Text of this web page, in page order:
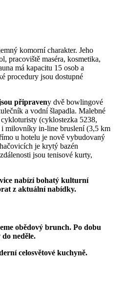
komorní charakter. Jeho
pracoviště maséra, kosmetika,
má kapacitu 15 osob a
procedury jsou dostupné
připraveny dvě bowlingové
a vodní šlapadla. Malebné
(cyklostezka 5238,
i milovníky in-line bruslení (3,5 km
u hotelu je nově vybudovaný
je krytý bazén
jsou tenisové kurty,
nabízí bohatý kulturní
z aktuální nabídky.
obědový brunch. Po dobu
neděle.
celosvětové kuchyně.